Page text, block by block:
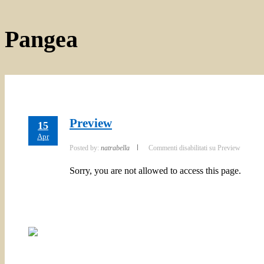
Pangea
15
Apr
Preview
Posted by: natrabella Commenti disabilitati su Preview
Sorry, you are not allowed to access this page.